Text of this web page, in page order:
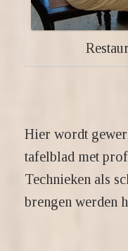
Hier wordt
tafelblad met
Technieken als
brengen werden